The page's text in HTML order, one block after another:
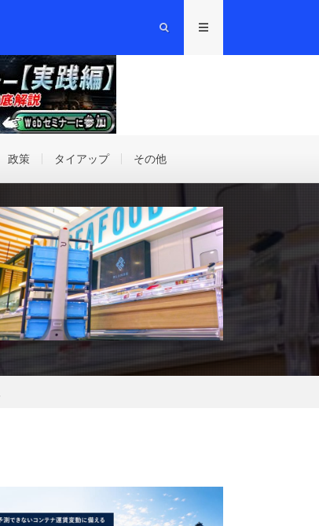
政策 タイアップ その他